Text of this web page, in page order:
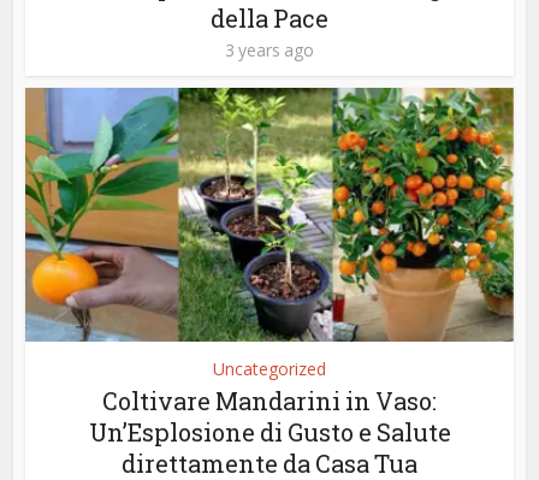
della Pace
3 years ago
Uncategorized
Coltivare Mandarini in Vaso:
Un’Esplosione di Gusto e Salute
direttamente da Casa Tua